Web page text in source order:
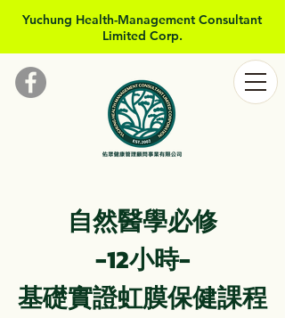
Yuchung Health-Management Consultant
Limited Corp.
自然醫學必修
​-12小時-
基礎實證虹膜保健課程